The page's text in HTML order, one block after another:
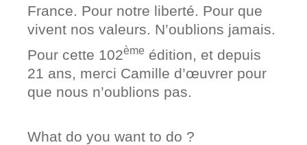
France. Pour notre liberté. Pour que
vivent nos valeurs. N’oublions jamais.
Pour cette 102ème édition, et depuis
21 ans, merci Camille d’œuvrer pour
que nous n’oublions pas.
What do you want to do ?